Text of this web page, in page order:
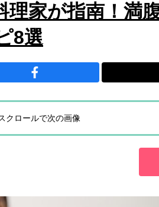
家が指南！満
8選
クロールで次の画像